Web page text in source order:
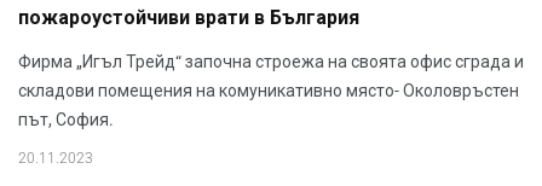
пожароустойчиви врати в България
Фирма „Игъл Трейд“ започна строежа на своята офис сграда и
складови помещения на комуникативно място- Околовръстен
път, София.
20.11.2023